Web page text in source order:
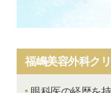
福嶋美容外科ク